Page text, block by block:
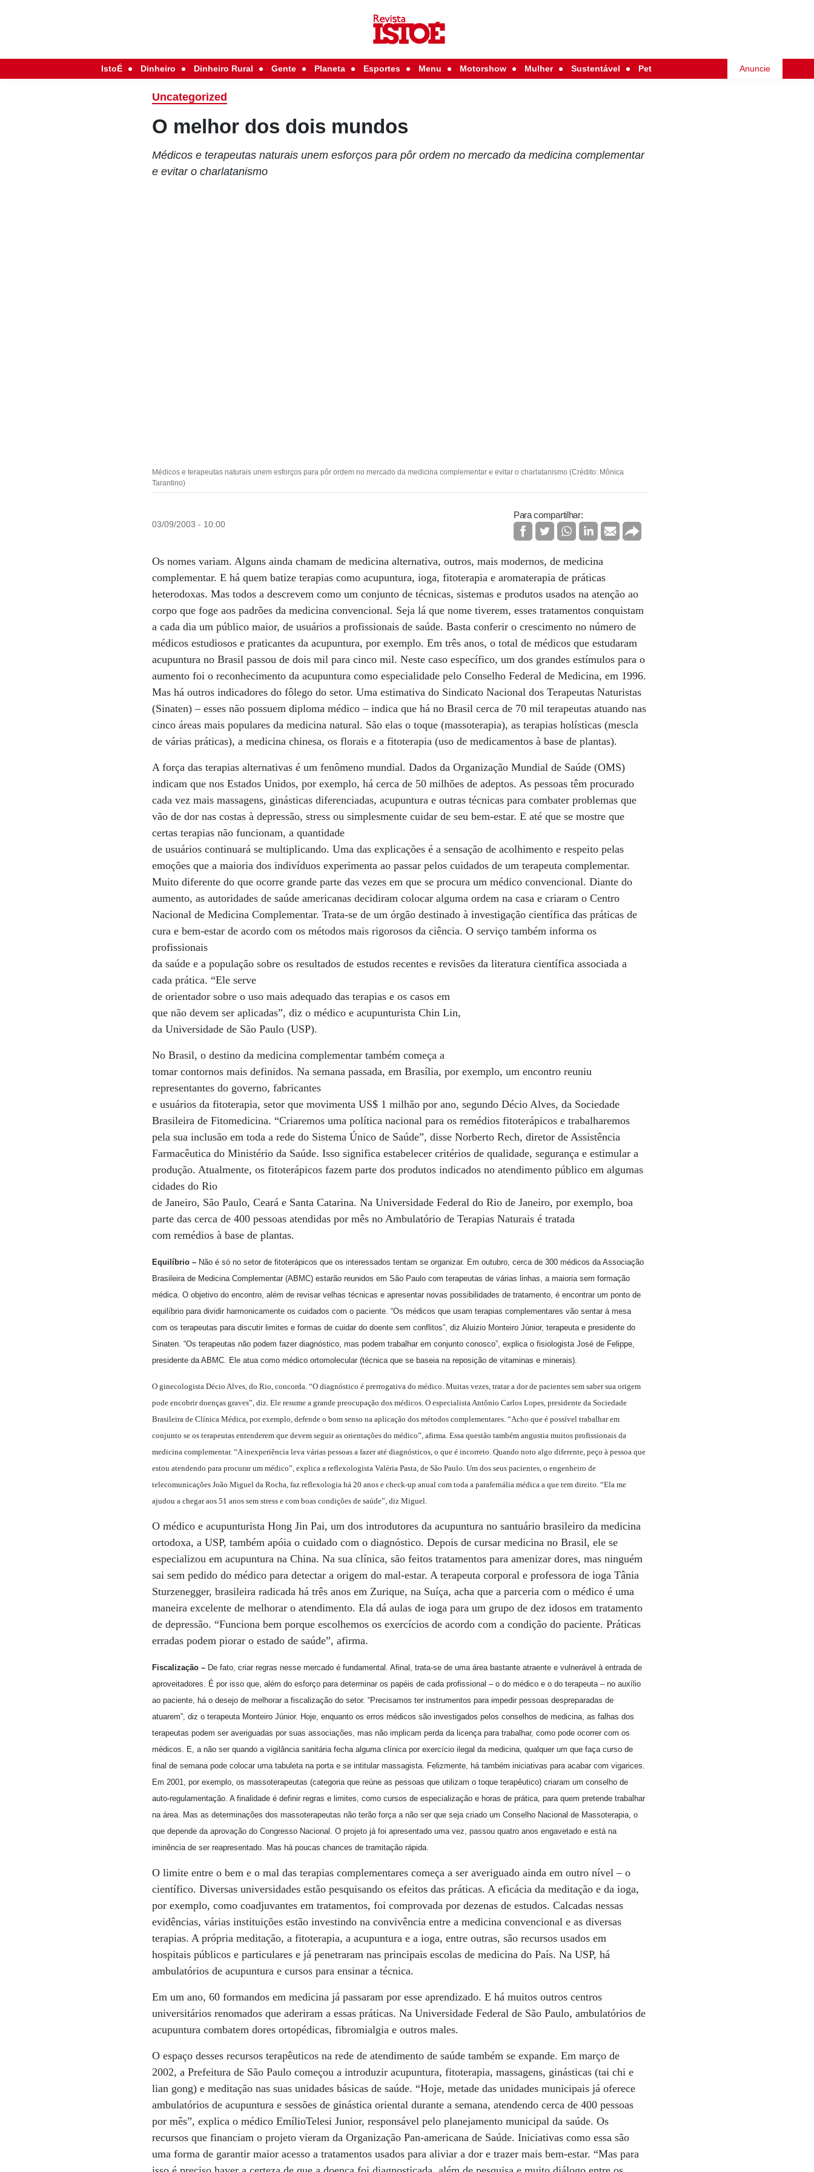
IstoÉ Dinheiro Dinheiro Rural Gente Planeta Esportes Menu Motorshow Mulher Sustentável Pet Anuncie
Uncategorized
O melhor dos dois mundos
Médicos e terapeutas naturais unem esforços para pôr ordem no mercado da medicina complementar
e evitar o charlatanismo
Médicos e terapeutas naturais unem esforços para pôr ordem no mercado da medicina complementar e evitar o charlatanismo (Crédito: Mônica
Tarantino)
03/09/2003 - 10:00
Para compartilhar:
Os nomes variam. Alguns ainda chamam de medicina alternativa, outros, mais modernos, de medicina
complementar. E há quem batize terapias como acupuntura, ioga, fitoterapia e aromaterapia de práticas
heterodoxas. Mas todos a descrevem como um conjunto de técnicas, sistemas e produtos usados na atenção ao
corpo que foge aos padrões da medicina convencional. Seja lá que nome tiverem, esses tratamentos conquistam
a cada dia um público maior, de usuários a profissionais de saúde. Basta conferir o crescimento no número de
médicos estudiosos e praticantes da acupuntura, por exemplo. Em três anos, o total de médicos que estudaram
acupuntura no Brasil passou de dois mil para cinco mil. Neste caso específico, um dos grandes estímulos para o
aumento foi o reconhecimento da acupuntura como especialidade pelo Conselho Federal de Medicina, em 1996.
Mas há outros indicadores do fôlego do setor. Uma estimativa do Sindicato Nacional dos Terapeutas Naturistas
(Sinaten) – esses não possuem diploma médico – indica que há no Brasil cerca de 70 mil terapeutas atuando nas
cinco áreas mais populares da medicina natural. São elas o toque (massoterapia), as terapias holísticas (mescla
de várias práticas), a medicina chinesa, os florais e a fitoterapia (uso de medicamentos à base de plantas).
A força das terapias alternativas é um fenômeno mundial. Dados da Organização Mundial de Saúde (OMS)
indicam que nos Estados Unidos, por exemplo, há cerca de 50 milhões de adeptos. As pessoas têm procurado
cada vez mais massagens, ginásticas diferenciadas, acupuntura e outras técnicas para combater problemas que
vão de dor nas costas à depressão, stress ou simplesmente cuidar de seu bem-estar. E até que se mostre que
certas terapias não funcionam, a quantidade
de usuários continuará se multiplicando. Uma das explicações é a sensação de acolhimento e respeito pelas
emoções que a maioria dos indivíduos experimenta ao passar pelos cuidados de um terapeuta complementar.
Muito diferente do que ocorre grande parte das vezes em que se procura um médico convencional. Diante do
aumento, as autoridades de saúde americanas decidiram colocar alguma ordem na casa e criaram o Centro
Nacional de Medicina Complementar. Trata-se de um órgão destinado à investigação científica das práticas de
cura e bem-estar de acordo com os métodos mais rigorosos da ciência. O serviço também informa os
profissionais
da saúde e a população sobre os resultados de estudos recentes e revisões da literatura científica associada a
cada prática. “Ele serve
de orientador sobre o uso mais adequado das terapias e os casos em
que não devem ser aplicadas”, diz o médico e acupunturista Chin Lin,
da Universidade de São Paulo (USP).
No Brasil, o destino da medicina complementar também começa a
tomar contornos mais definidos. Na semana passada, em Brasília, por exemplo, um encontro reuniu
representantes do governo, fabricantes
e usuários da fitoterapia, setor que movimenta US$ 1 milhão por ano, segundo Décio Alves, da Sociedade
Brasileira de Fitomedicina. “Criaremos uma política nacional para os remédios fitoterápicos e trabalharemos
pela sua inclusão em toda a rede do Sistema Único de Saúde”, disse Norberto Rech, diretor de Assistência
Farmacêutica do Ministério da Saúde. Isso significa estabelecer critérios de qualidade, segurança e estimular a
produção. Atualmente, os fitoterápicos fazem parte dos produtos indicados no atendimento público em algumas
cidades do Rio
de Janeiro, São Paulo, Ceará e Santa Catarina. Na Universidade Federal do Rio de Janeiro, por exemplo, boa
parte das cerca de 400 pessoas atendidas por mês no Ambulatório de Terapias Naturais é tratada
com remédios à base de plantas.
Equilíbrio – Não é só no setor de fitoterápicos que os interessados tentam se organizar. Em outubro, cerca de 300 médicos da Associação
Brasileira de Medicina Complementar (ABMC) estarão reunidos em São Paulo com terapeutas de várias linhas, a maioria sem formação
médica. O objetivo do encontro, além de revisar velhas técnicas e apresentar novas possibilidades de tratamento, é encontrar um ponto de
equilíbrio para dividir harmonicamente os cuidados com o paciente. “Os médicos que usam terapias complementares vão sentar à mesa
com os terapeutas para discutir limites e formas de cuidar do doente sem conflitos”, diz Aluizio Monteiro Júnior, terapeuta e presidente do
Sinaten. “Os terapeutas não podem fazer diagnóstico, mas podem trabalhar em conjunto conosco”, explica o fisiologista José de Felippe,
presidente da ABMC. Ele atua como médico ortomolecular (técnica que se baseia na reposição de vitaminas e minerais).
O ginecologista Décio Alves, do Rio, concorda. “O diagnóstico é prerrogativa do médico. Muitas vezes, tratar a dor de pacientes sem saber sua origem
pode encobrir doenças graves”, diz. Ele resume a grande preocupação dos médicos. O especialista Antônio Carlos Lopes, presidente da Sociedade
Brasileira de Clínica Médica, por exemplo, defende o bom senso na aplicação dos métodos complementares. “Acho que é possível trabalhar em
conjunto se os terapeutas entenderem que devem seguir as orientações do médico”, afirma. Essa questão também angustia muitos profissionais da
medicina complementar. “A inexperiência leva várias pessoas a fazer até diagnósticos, o que é incorreto. Quando noto algo diferente, peço à pessoa que
estou atendendo para procurar um médico”, explica a reflexologista Valéria Pasta, de São Paulo. Um dos seus pacientes, o engenheiro de
telecomunicações João Miguel da Rocha, faz reflexologia há 20 anos e check-up anual com toda a parafernália médica a que tem direito. “Ela me
ajudou a chegar aos 51 anos sem stress e com boas condições de saúde”, diz Miguel.
O médico e acupunturista Hong Jin Pai, um dos introdutores da acupuntura no santuário brasileiro da medicina
ortodoxa, a USP, também apóia o cuidado com o diagnóstico. Depois de cursar medicina no Brasil, ele se
especializou em acupuntura na China. Na sua clínica, são feitos tratamentos para amenizar dores, mas ninguém
sai sem pedido do médico para detectar a origem do mal-estar. A terapeuta corporal e professora de ioga Tânia
Sturzenegger, brasileira radicada há três anos em Zurique, na Suíça, acha que a parceria com o médico é uma
maneira excelente de melhorar o atendimento. Ela dá aulas de ioga para um grupo de dez idosos em tratamento
de depressão. “Funciona bem porque escolhemos os exercícios de acordo com a condição do paciente. Práticas
erradas podem piorar o estado de saúde”, afirma.
Fiscalização – De fato, criar regras nesse mercado é fundamental. Afinal, trata-se de uma área bastante atraente e vulnerável à entrada de
aproveitadores. É por isso que, além do esforço para determinar os papéis de cada profissional – o do médico e o do terapeuta – no auxílio
ao paciente, há o desejo de melhorar a fiscalização do setor. “Precisamos ter instrumentos para impedir pessoas despreparadas de
atuarem”, diz o terapeuta Monteiro Júnior. Hoje, enquanto os erros médicos são investigados pelos conselhos de medicina, as falhas dos
terapeutas podem ser averiguadas por suas associações, mas não implicam perda da licença para trabalhar, como pode ocorrer com os
médicos. E, a não ser quando a vigilância sanitária fecha alguma clínica por exercício ilegal da medicina, qualquer um que faça curso de
final de semana pode colocar uma tabuleta na porta e se intitular massagista. Felizmente, há também iniciativas para acabar com vigarices.
Em 2001, por exemplo, os massoterapeutas (categoria que reúne as pessoas que utilizam o toque terapêutico) criaram um conselho de
auto-regulamentação. A finalidade é definir regras e limites, como cursos de especialização e horas de prática, para quem pretende trabalhar
na área. Mas as determinações dos massoterapeutas não terão força a não ser que seja criado um Conselho Nacional de Massoterapia, o
que depende da aprovação do Congresso Nacional. O projeto já foi apresentado uma vez, passou quatro anos engavetado e está na
iminência de ser reapresentado. Mas há poucas chances de tramitação rápida.
O limite entre o bem e o mal das terapias complementares começa a ser averiguado ainda em outro nível – o
científico. Diversas universidades estão pesquisando os efeitos das práticas. A eficácia da meditação e da ioga,
por exemplo, como coadjuvantes em tratamentos, foi comprovada por dezenas de estudos. Calcadas nessas
evidências, várias instituições estão investindo na convivência entre a medicina convencional e as diversas
terapias. A própria meditação, a fitoterapia, a acupuntura e a ioga, entre outras, são recursos usados em
hospitais públicos e particulares e já penetraram nas principais escolas de medicina do País. Na USP, há
ambulatórios de acupuntura e cursos para ensinar a técnica.
Em um ano, 60 formandos em medicina já passaram por esse aprendizado. E há muitos outros centros
universitários renomados que aderiram a essas práticas. Na Universidade Federal de São Paulo, ambulatórios de
acupuntura combatem dores ortopédicas, fibromialgia e outros males.
O espaço desses recursos terapêuticos na rede de atendimento de saúde também se expande. Em março de
2002, a Prefeitura de São Paulo começou a introduzir acupuntura, fitoterapia, massagens, ginásticas (tai chi e
lian gong) e meditação nas suas unidades básicas de saúde. “Hoje, metade das unidades municipais já oferece
ambulatórios de acupuntura e sessões de ginástica oriental durante a semana, atendendo cerca de 400 pessoas
por mês”, explica o médico EmílioTelesi Junior, responsável pelo planejamento municipal da saúde. Os
recursos que financiam o projeto vieram da Organização Pan-americana de Saúde. Iniciativas como essa são
uma forma de garantir maior acesso a tratamentos usados para aliviar a dor e trazer mais bem-estar. “Mas para